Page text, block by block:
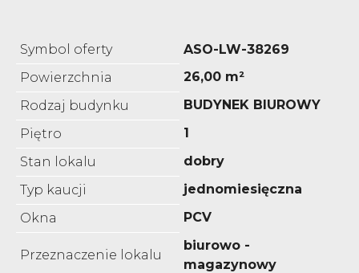
Symbol oferty
ASO-LW-38269
Powierzchnia
26,00 m²
Rodzaj budynku
BUDYNEK BIUROWY
Piętro
1
Stan lokalu
dobry
Typ kaucji
jednomiesięczna
Okna
PCV
Przeznaczenie lokalu
biurowo -
magazynowy